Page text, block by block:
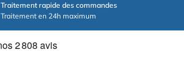
Traitement rapide des commandes
Traitement en 24h maximum